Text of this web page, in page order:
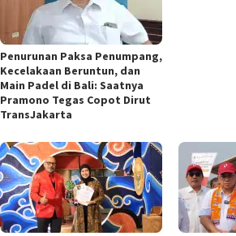
Penurunan Paksa Penumpang,
Kecelakaan Beruntun, dan
Main Padel di Bali: Saatnya
Pramono Tegas Copot Dirut
TransJakarta